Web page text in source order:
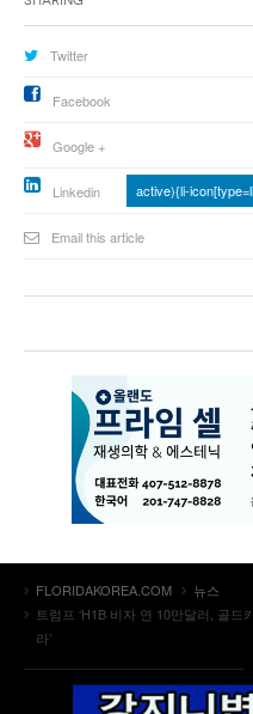
Twitter
Facebook
Google +
Linkedin active){li-
Email this article
FLORIDAKOREA.COM
뉴스
트럼프 ‘H1B 비자 연 10만달러, 골
라’